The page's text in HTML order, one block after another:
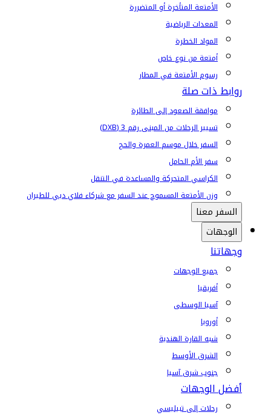
الأمتعة المتأخرة أو المتضررة
المعدات الرياضية
المواد الخطرة
أمتعة من نوع خاص
رسوم الأمتعة في المطار
روابط ذات صلة
موافقة الصعود إلى الطائرة
تسيير الرحلات من المبنى رقم 3 (DXB)
السفر خلال موسم العمرة والحج
سفر الأم الحامل
الكراسي المتحركة والمساعدة في التنقل
وزن الأمتعة المسموح عند السفر مع شركاء فلاي دبي للطيران
السفر معنا
الوجهات
وجهاتنا
جميع الوجهات
أفريقيا
آسيا الوسطى
أوروبا
شبه القارة الهندية
الشرق الأوسط
جنوب شرق آسيا
أفضل الوجهات
رحلات إلى تبيليسي